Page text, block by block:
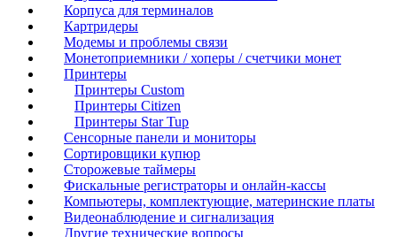
Корпуса для терминалов
Картридеры
Модемы и проблемы связи
Монетоприемники / хоперы / счетчики монет
Принтеры
Принтеры Custom
Принтеры Citizen
Принтеры Star Tup
Сенсорные панели и мониторы
Сортировщики купюр
Сторожевые таймеры
Фискальные регистраторы и онлайн-кассы
Компьютеры, комплектующие, материнские платы
Видеонаблюдение и сигнализация
Другие технические вопросы